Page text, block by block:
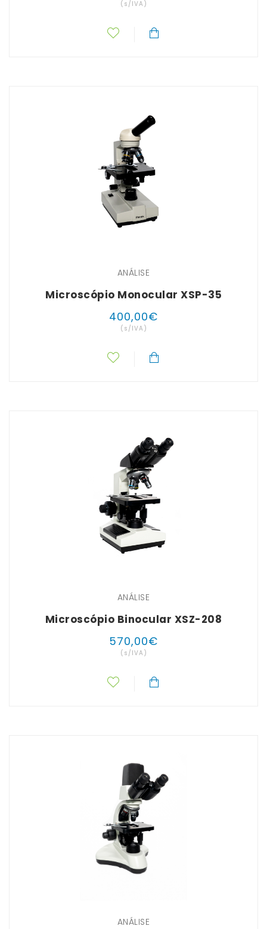
(s/IVA)
ANÁLISE
Microscópio Monocular XSP-35
400,00€
(s/IVA)
ANÁLISE
Microscópio Binocular XSZ-208
570,00€
(s/IVA)
ANÁLISE